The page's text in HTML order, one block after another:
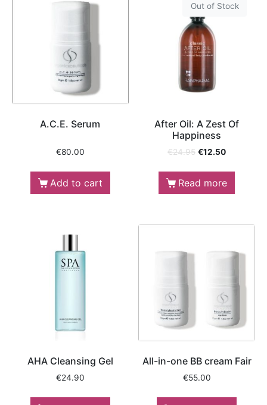
A.C.E. Serum
€80.00
Add to cart
Out of Stock
After Oil: A Zest Of
Happiness
€24.95 €12.50
Read more
AHA Cleansing Gel
€24.90
All-in-one BB cream Fair
€55.00